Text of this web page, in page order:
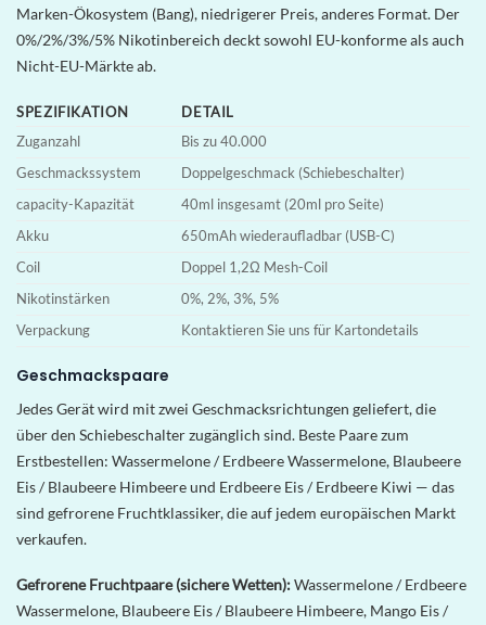
Marken-Ökosystem (Bang), niedrigerer Preis, anderes Format. Der
0%/2%/3%/5% Nikotinbereich deckt sowohl EU-konforme als auch
Nicht-EU-Märkte ab.
SPEZIFIKATION
DETAIL
Zuganzahl
Bis zu 40.000
Geschmackssystem
Doppelgeschmack (Schiebeschalter)
capacity-Kapazität
40ml insgesamt (20ml pro Seite)
Akku
650mAh wiederaufladbar (USB-C)
Coil
Doppel 1,2Ω Mesh-Coil
Nikotinstärken
0%, 2%, 3%, 5%
Verpackung
Kontaktieren Sie uns für Kartondetails
Geschmackspaare
Jedes Gerät wird mit zwei Geschmacksrichtungen geliefert, die
über den Schiebeschalter zugänglich sind. Beste Paare zum
Erstbestellen: Wassermelone / Erdbeere Wassermelone, Blaubeere
Eis / Blaubeere Himbeere und Erdbeere Eis / Erdbeere Kiwi — das
sind gefrorene Fruchtklassiker, die auf jedem europäischen Markt
verkaufen.
Gefrorene Fruchtpaare (sichere Wetten):Wassermelone / Erdbeere
Wassermelone, Blaubeere Eis / Blaubeere Himbeere, Mango Eis /